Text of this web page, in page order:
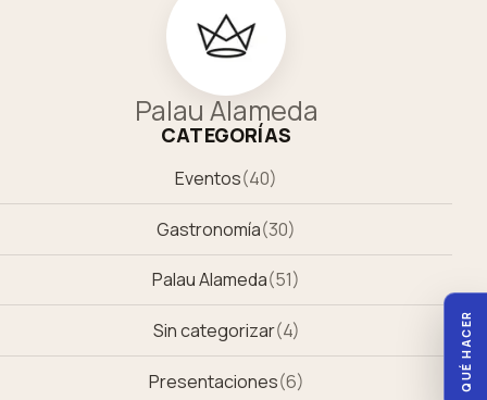
QUÉ HACER
Palau Alameda
CATEGORÍAS
Eventos(40)
Gastronomía(30)
Palau Alameda(51)
Sin categorizar(4)
Presentaciones(6)